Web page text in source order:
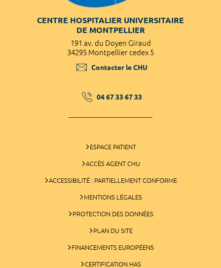
CENTRE HOSPITALIER UNIVERSITAIRE
DE MONTPELLIER
191 av. du Doyen Giraud
34295 Montpellier cedex 5
Contacter le CHU
04 67 33 67 33
ESPACE PATIENT
ACCÈS AGENT CHU
ACCESSIBILITÉ : PARTIELLEMENT CONFORME
MENTIONS LÉGALES
PROTECTION DES DONNÉES
PLAN DU SITE
FINANCEMENTS EUROPÉENS
CERTIFICATION HAS